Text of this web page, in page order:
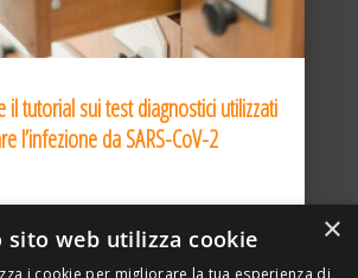
il tutorial sui test diagnostici utilizzati
l’infezione da SARS-CoV-2
×
sito web utilizza cookie
i cookie per migliorare la tua esperienza di